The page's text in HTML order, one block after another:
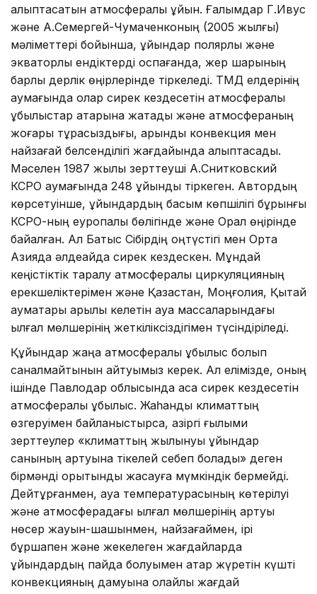
қалыптасатын атмосфералық құйын. Ғалымдар Г.Ивус
және А.Семергей-Чумаченконың (2005 жылғы)
мәліметтері бойынша, құйындар полярлық және
экваторлық ендіктерді қоспағанда, жер шарының
барлық дерлік өңірлерінде тіркеледі. ТМД елдерінің
аумағында олар сирек кездесетін атмосфералық
құбылыстар қатарына жатады және атмосфераның
жоғары тұрақсыздығы, қарқынды конвекция мен
найзағай белсенділігі жағдайында қалыптасады.
Мәселен 1987 жылы зерттеуші А.Снитковский
КСРО аумағында 248 құйынды тіркеген. Автордың
көрсетуінше, құйындардың басым көпшілігі бұрынғы
КСРО-ның еуропалық бөлігінде және Орал өңірінде
байқалған. Ал Батыс Сібірдің оңтүстігі мен Орта
Азияда әлдеқайда сирек кездескен. Мұндай
кеңістіктік таралу атмосфералық циркуляцияның
ерекшеліктерімен және Қазақстан, Моңғолия, Қытай
аумақтары арқылы келетін ауа массаларындағы
ылғал мөлшерінің жеткіліксіздігімен түсіндіріледі.
Құйындар жаңа атмосфералық құбылыс болып
саналмайтынын айтуымыз керек. Ал елімізде, оның
ішінде Павлодар облысында аса сирек кездесетін
атмосфералық құбылыс. Жаһандық климаттың
өзгеруімен байланыстырсақ, қазіргі ғылыми
зерттеулер «климаттың жылынуы құйындар
санының артуына тікелей себеп болады» деген
бірмәнді қорытынды жасауға мүмкіндік бермейді.
Дейтұрғанмен, ауа температурасының көтерілуі
және атмосферадағы ылғал мөлшерінің артуы
нөсер жауын-шашынмен, найзағаймен, ірі
бұршақпен және жекелеген жағдайларда
құйындардың пайда болуымен қатар жүретін күшті
конвекцияның дамуына қолайлы жағдай